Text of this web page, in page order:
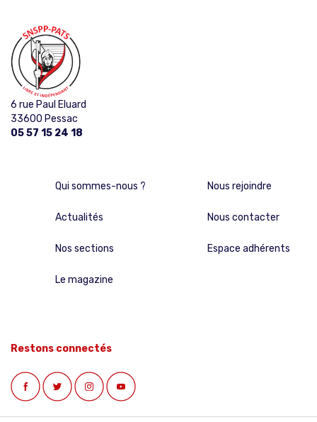
6 rue Paul Eluard
33600 Pessac
05 57 15 24 18
Qui sommes-nous ?
Actualités
Nos sections
Le magazine
Nous rejoindre
Nous contacter
Espace adhérents
Restons connectés